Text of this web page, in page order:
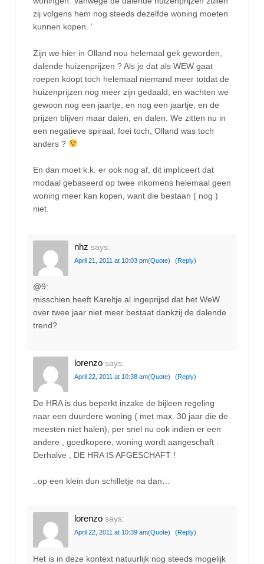
zij volgens hem nog steeds dezelfde woning moeten
kunnen kopen. ‘
Zijn we hier in Olland nou helemaal gek geworden,
dalende huizenprijzen ? Als je dat als WEW gaat
roepen koopt toch helemaal niemand meer totdat de
huizenprijzen nog meer zijn gedaald, en wachten we
gewoon nog een jaartje, en nog een jaartje, en de
prijzen blijven maar dalen, en dalen. We zitten nu in
een negatieve spiraal, foei toch, Olland was toch
anders ?
En dan moet k.k. er ook nog af, dit impliceert dat
modaal gebaseerd op twee inkomens helemaal geen
woning meer kan kopen, want die bestaan ( nog )
niet.
nhz says:
April 21, 2011 at 10:03 pm(Quote) (Reply)
@9:
misschien heeft Kareltje al ingeprijsd dat het WeW
over twee jaar niet meer bestaat dankzij de dalende
trend?
lorenzo says:
April 22, 2011 at 10:38 am(Quote) (Reply)
De HRA is dus beperkt inzake de bijleen regeling
naar een duurdere woning ( met max. 30 jaar die de
meesten niet halen), per snel nu ook indien er een
andere , goedkopere, woning wordt aangeschaft .
Derhalve , DE HRA IS AFGESCHAFT !
..op een klein dun schilletje na dan…
lorenzo says:
April 22, 2011 at 10:39 am(Quote) (Reply)
Het is in deze kontext natuurlijk nog steeds mogelijk